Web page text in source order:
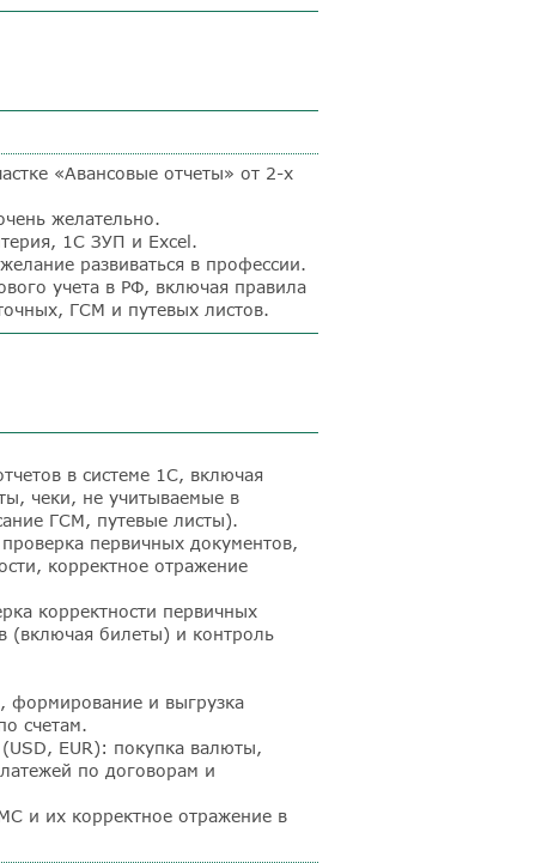
«Авансовые отчеты» от 2-х
желательно.
1С ЗУП и Excel.
развиваться в профессии.
учета в РФ, включая правила
ГСМ и путевых листов.
в системе 1С, включая
чеки, не учитываемые в
ГСМ, путевые листы).
первичных документов,
корректное отражение
корректности первичных
(включая билеты) и контроль
формирование и выгрузка
счетам.
EUR): покупка валюты,
по договорам и
и их корректное отражение в